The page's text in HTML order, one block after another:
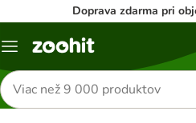
Doprava zdarma pri
Kategórie
Hľadať
produkty